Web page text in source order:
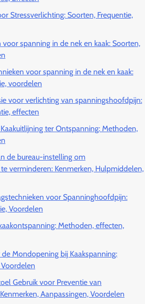
Stressverlichting: Soorten, Frequentie,
spanning in de nek en kaak: Soorten,
voor spanning in de nek en kaak:
voordelen
voor verlichting van spanningshoofdpijn:
effecten
ter Ontspanning: Methoden,
de bureau-instelling om
verminderen: Kenmerken, Hulpmiddelen,
voor Spanninghoofdpijn:
Voordelen
Methoden, effecten,
Mondopening bij Kaakspanning:
Gebruik voor Preventie van
Aanpassingen, Voordelen